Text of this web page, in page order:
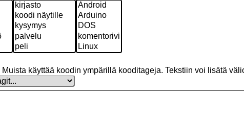
Muista käyttää koodin ympärillä kooditageja. Tekstiin voi lisätä